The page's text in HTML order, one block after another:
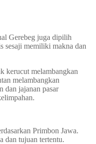
Gerebeg juga dipilih
sesaji memiliki makna dan
kerucut melambangkan
melambangkan
dan jajanan pasar
Primbon Jawa.
dan tujuan tertentu.